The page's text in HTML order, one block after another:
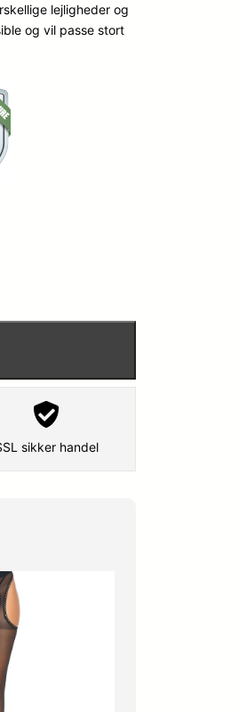
lejligheder og
og vil passe stort
sikker handel